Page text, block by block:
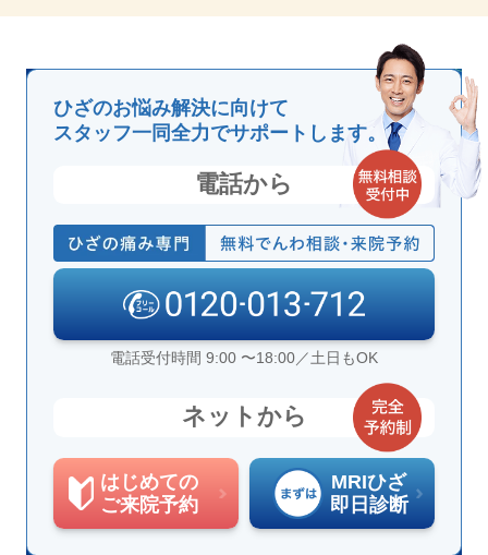
ひざのお悩み解決に向けて
スタッフ一同全力でサポートします。
電話から
電話受付時間 9:00 〜18:00／土日もOK
ネットから
はじめての
ご来院予約
MRIひざ
即日診断